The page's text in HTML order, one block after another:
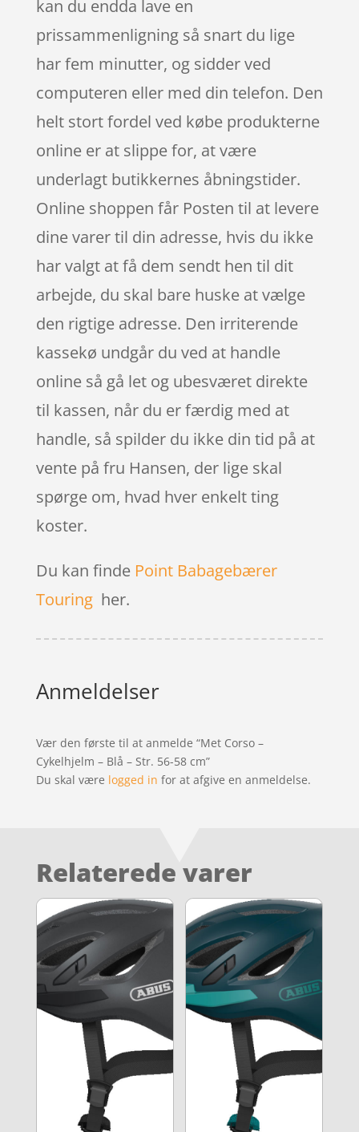
kan du endda lave en
prissammenligning så snart du lige
har fem minutter, og sidder ved
computeren eller med din telefon. Den
helt stort fordel ved købe produkterne
online er at slippe for, at være
underlagt butikkernes åbningstider.
Online shoppen får Posten til at levere
dine varer til din adresse, hvis du ikke
har valgt at få dem sendt hen til dit
arbejde, du skal bare huske at vælge
den rigtige adresse. Den irriterende
kassekø undgår du ved at handle
online så gå let og ubesværet direkte
til kassen, når du er færdig med at
handle, så spilder du ikke din tid på at
vente på fru Hansen, der lige skal
spørge om, hvad hver enkelt ting
koster.
Du kan finde Point Babagebærer
Touringher.
Anmeldelser
Vær den første til at anmelde “Met Corso –
Cykelhjelm – Blå – Str. 56-58 cm”
Du skal være logged in for at afgive en anmeldelse.
Relaterede varer